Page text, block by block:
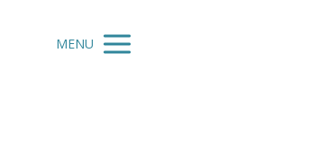
MENU